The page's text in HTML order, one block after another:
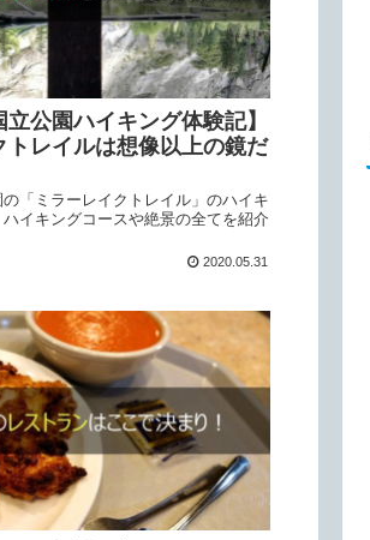
立公園ハイキング体験記】
トレイルは想像以上の鏡だ
「ミラーレイクトレイル」のハイキ
イキングコースや絶景の全てを紹介
2020.05.31